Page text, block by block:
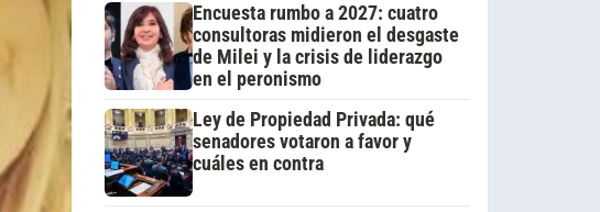
Encuesta rumbo a 2027: cuatro
consultoras midieron el desgaste
de Milei y la crisis de liderazgo
en el peronismo
Ley de Propiedad Privada: qué
senadores votaron a favor y
cuáles en contra